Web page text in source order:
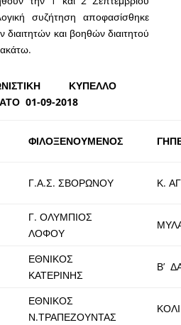
συζήτηση αποφασίσθηκε
και βοηθών διαιτητού
ΚΥΠΕΛΛΟ
01-09-2018
ΦΙΛΟΞΕΝΟΥΜΕΝΟΣ
Γ.Α.Σ. ΣΒΟΡΩΝΟΥ Κ.
Γ. ΟΛΥΜΠΙΟΣ
ΛΟΦΟΥ
ΕΘΝΙΚΟΣ
ΚΑΤΕΡΙΝΗΣ
Β’
ΕΘΝΙΚΟΣ
Ν.ΤΡΑΠΕΖΟΥΝΤΑΣ